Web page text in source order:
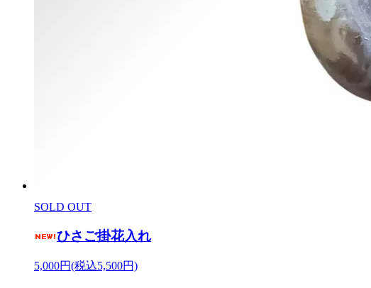
SOLD OUT
ひさご掛花入れ
5,000円(税込5,500円)